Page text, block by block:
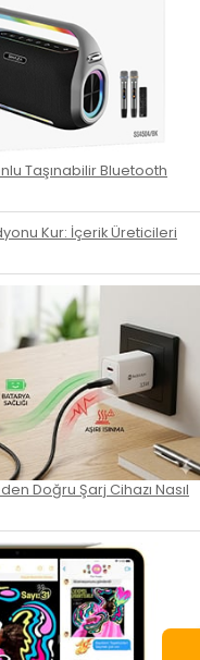
Taşınabilir Bluetooth
Kur: İçerik Üreticileri
Doğru Şarj Cihazı Nasıl